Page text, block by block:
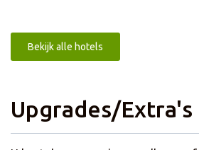
ontspannen verblijf. Zo is er een
terras, gratis WiFi in de
airconditioning of ventilator, een
douche, een tv en een bureau.
Bekijk alle hotels
Upgrades/Extra's